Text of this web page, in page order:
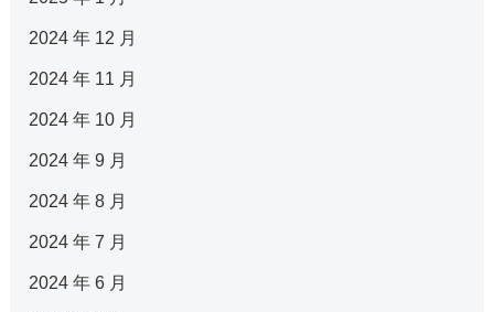
2024 年 12 月
2024 年 11 月
2024 年 10 月
2024 年 9 月
2024 年 8 月
2024 年 7 月
2024 年 6 月